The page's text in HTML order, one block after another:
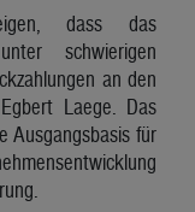
dass das
schwierigen
an den
Laege. Das
Ausgangsbasis für